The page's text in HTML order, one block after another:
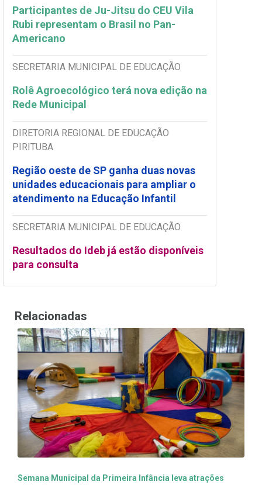
Participantes de Ju-Jitsu do CEU Vila
Rubi representam o Brasil no Pan-
Americano
SECRETARIA MUNICIPAL DE EDUCAÇÃO
Rolê Agroecológico terá nova edição na
Rede Municipal
DIRETORIA REGIONAL DE EDUCAÇÃO
PIRITUBA
Região oeste de SP ganha duas novas
unidades educacionais para ampliar o
atendimento na Educação Infantil
SECRETARIA MUNICIPAL DE EDUCAÇÃO
Resultados do Ideb já estão disponíveis
para consulta
Relacionadas
Semana Municipal da Primeira Infância leva atrações